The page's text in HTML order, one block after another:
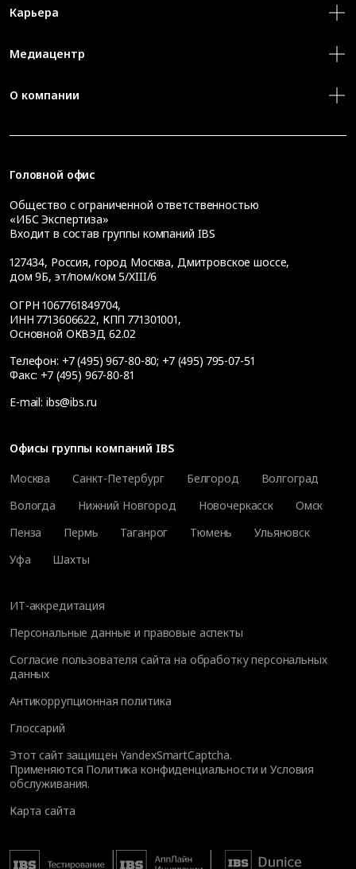
Карьера
Медиацентр
О компании
Головной офис
Общество с ограниченной ответственностью
«ИБС Экспертиза»
Входит в состав группы компаний IBS
127434, Россия, город Москва, Дмитровское шоссе,
дом 9Б, эт/пом/ком 5/XIII/6
ОГРН 1067761849704,
ИНН 7713606622, КПП 771301001,
Основной ОКВЭД 62.02
Телефон: +7 (495) 967-80-80; +7 (495) 795-07-51
Факс: +7 (495) 967-80-81
E-mail: ibs@ibs.ru
Офисы группы компаний IBS
Москва
Санкт-Петербург Белгород
Волгоград
Вологда
Нижний Новгород Новочеркасск
Омск
Пенза
Пермь Таганрог Тюмень
Ульяновск
Уфа
Шахты
ИТ-аккредитация
Персональные данные и правовые аспекты
Согласие пользователя сайта на обработку персональных
данных
Антикоррупционная политика
Глоссарий
Этот сайт защищен YandexSmartCaptcha.
Применяются Политика конфиденциальности иУсловия
обслуживания.
Карта сайта